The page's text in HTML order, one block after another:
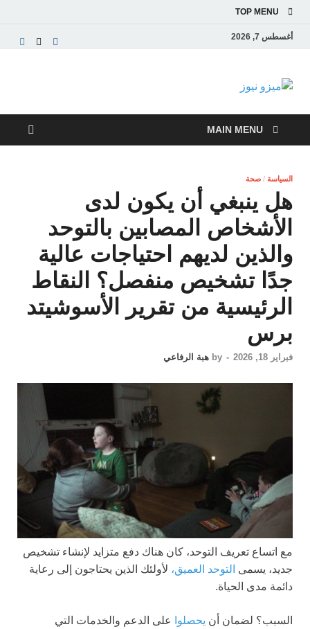
TOP MENU
أغسطس 7, 2026
ميزو نيوز
والاقتصادية
MAIN MENU
السياسة / صحة
هل ينبغي أن يكون لدى
الأشخاص المصابين بالتوحد
والذين لديهم احتياجات عالية
جدًا تشخيص منفصل؟ النقاط
الرئيسية من تقرير الأسوشيتد
برس
فبراير 18, 2026 -
by هبة الرفاعي
مع اتساع تعريف التوحد، كان هناك دفع متزايد لإنشاء تشخيص
جديد، يسمى التوحد العميق، لأولئك الذين يحتاجون إلى رعاية
دائمة مدى الحياة.
السبب؟ لضمان أن يحصلوا
على الدعم والخدمات التي